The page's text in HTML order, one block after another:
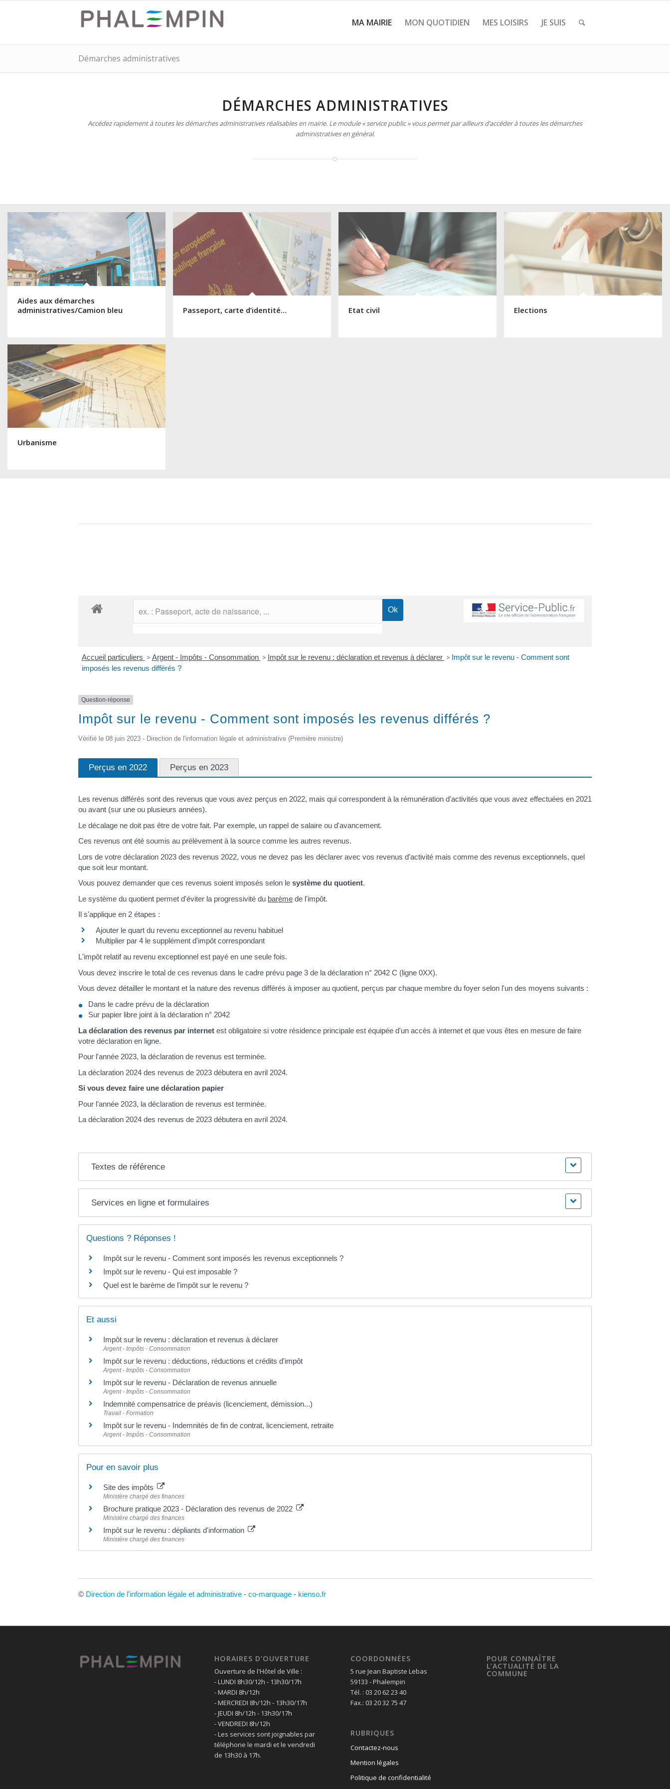
MA MAIRIE MON QUOTIDIEN MES LOISIRS JE SUIS
Démarches administratives
DÉMARCHES ADMINISTRATIVES
Accédez rapidement à toutes les démarches administratives réalisables en mairie. Le module « service public » vous permet par ailleurs d’accéder à toutes les démarches
administratives en général.
Aides aux démarches
administratives/Camion bleu
Passeport, carte d’identité… Etat civil Elections
Urbanisme
Accueil particuliers > Argent - Impôts - Consommation > Impôt sur le revenu : déclaration et revenus à déclarer > Impôt sur le revenu - Comment sont
imposés les revenus différés ?
Question-réponse
Impôt sur le revenu - Comment sont imposés les revenus différés ?
Vérifié le 08 juin 2023 - Direction de l'information légale et administrative (Première ministre)
Perçus en 2022 Perçus en 2023
Les revenus différés sont des revenus que vous avez perçus en 2022, mais qui correspondent à la rémunération d'activités que vous avez effectuées en 2021
ou avant (sur une ou plusieurs années).
Le décalage ne doit pas être de votre fait. Par exemple, un rappel de salaire ou d'avancement.
Ces revenus ont été soumis au prélèvement à la source comme les autres revenus.
Lors de votre déclaration 2023 des revenus 2022, vous ne devez pas les déclarer avec vos revenus d'activité mais comme des revenus exceptionnels, quel
que soit leur montant.
Vous pouvez demander que ces revenus soient imposés selon le système du quotient.
Le système du quotient permet d'éviter la progressivité du barème de l'impôt.
Il s'applique en 2 étapes :
Ajouter le quart du revenu exceptionnel au revenu habituel
Multiplier par 4 le supplément d'impôt correspondant
L'impôt relatif au revenu exceptionnel est payé en une seule fois.
Vous devez inscrire le total de ces revenus dans le cadre prévu page 3 de la déclaration n° 2042 C (ligne 0XX).
Vous devez détailler le montant et la nature des revenus différés à imposer au quotient, perçus par chaque membre du foyer selon l'un des moyens suivants :
Dans le cadre prévu de la déclaration
Sur papier libre joint à la déclaration n° 2042
La déclaration des revenus par internet est obligatoire si votre résidence principale est équipée d'un accès à internet et que vous êtes en mesure de faire
votre déclaration en ligne.
Pour l'année 2023, la déclaration de revenus est terminée.
La déclaration 2024 des revenus de 2023 débutera en avril 2024.
Si vous devez faire une déclaration papier
Pour l'année 2023, la déclaration de revenus est terminée.
La déclaration 2024 des revenus de 2023 débutera en avril 2024.
Textes de référence
Services en ligne et formulaires
Questions ? Réponses !
Impôt sur le revenu - Comment sont imposés les revenus exceptionnels ?
Impôt sur le revenu - Qui est imposable ?
Quel est le barème de l'impôt sur le revenu ?
Et aussi
Impôt sur le revenu : déclaration et revenus à déclarer
Argent - Impôts - Consommation
Impôt sur le revenu : déductions, réductions et crédits d'impôt
Argent - Impôts - Consommation
Impôt sur le revenu - Déclaration de revenus annuelle
Argent - Impôts - Consommation
Indemnité compensatrice de préavis (licenciement, démission...)
Travail - Formation
Impôt sur le revenu - Indemnités de fin de contrat, licenciement, retraite
Argent - Impôts - Consommation
Pour en savoir plus
Site des impôts
Ministère chargé des finances
Brochure pratique 2023 - Déclaration des revenus de 2022
Ministère chargé des finances
Impôt sur le revenu : dépliants d'information
Ministère chargé des finances
© Direction de l'information légale et administrative - co-marquage - kienso.fr
HORAIRES D’OUVERTURE
Ouverture de l'Hôtel de Ville :
- LUNDI 8h30/12h - 13h30/17h
- MARDI 8h/12h
- MERCREDI 8h/12h - 13h30/17h
- JEUDI 8h/12h - 13h30/17h
- VENDREDI 8h/12h
- Les services sont joignables par
téléphone le mardi et le vendredi
de 13h30 à 17h.
COORDONNÉES
5 rue Jean Baptiste Lebas
59133 - Phalempin
Tél. : 03 20 62 23 40
Fax.: 03 20 32 75 47
RUBRIQUES
Contactez-nous
Mention légales
Politique de confidentialité
POUR CONNAÎTRE
L’ACTUALITÉ DE LA
COMMUNE